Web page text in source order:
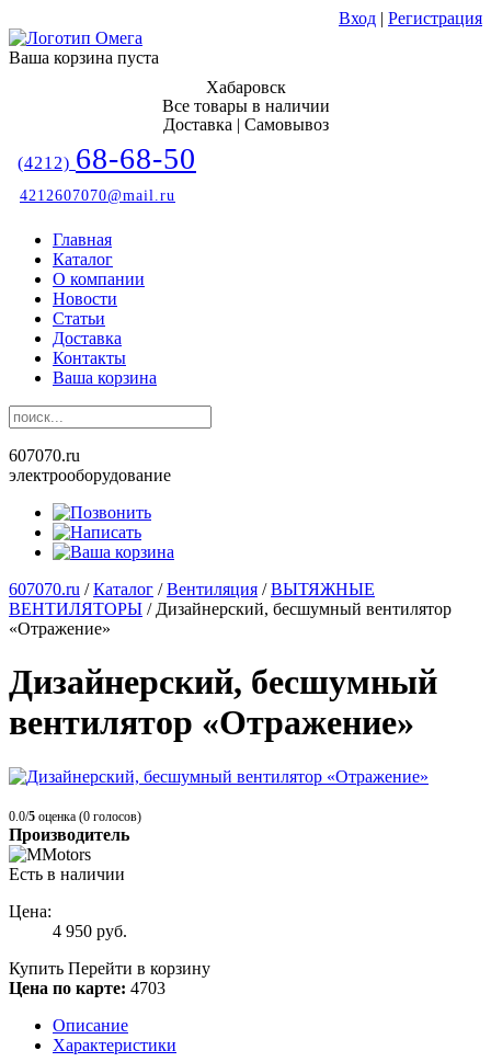
Вход | Регистрация
Ваша корзина пуста
Хабаровск
Все товары в наличии
Доставка | Самовывоз
(4212) 68-68-50
4212607070@mail.ru
Главная
Каталог
О компании
Новости
Статьи
Доставка
Контакты
Ваша корзина
607070.ru
электрооборудование
607070.ru /Каталог /Вентиляция /ВЫТЯЖНЫЕ
ВЕНТИЛЯТОРЫ / Дизайнерский, бесшумный вентилятор
«Отражение»
Дизайнерский, бесшумный
вентилятор «Отражение»
0.0/5 оценка (0 голосов)
Производитель
Есть в наличии
Цена:
4 950 руб.
Купить Перейти в корзину
Цена по карте: 4703
Описание
Характеристики